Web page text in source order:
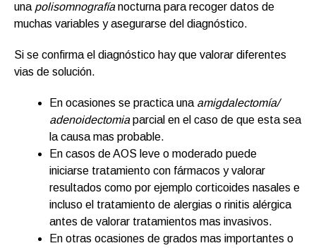
una polisomnografíanocturna para recoger datos de
muchas variables y asegurarse del diagnóstico.
Si se confirma el diagnóstico hay que valorar diferentes
vias de solución.
En ocasiones se practica una amigdalectomía/
adenoidectomiaparcial en el caso de que esta sea
la causa mas probable.
En casos de AOS leve o moderado puede
iniciarse tratamiento con fármacos y valorar
resultados como por ejemplo corticoides nasales e
incluso el tratamiento de alergias o rinitis alérgica
antes de valorar tratamientos mas invasivos.
En otras ocasiones de grados mas importantes o